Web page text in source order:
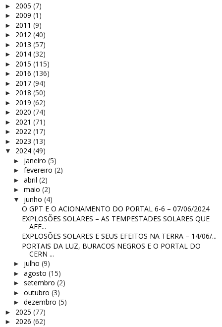
► 2005 (7)
► 2009 (1)
► 2011 (9)
► 2012 (40)
► 2013 (57)
► 2014 (32)
► 2015 (115)
► 2016 (136)
► 2017 (94)
► 2018 (50)
► 2019 (62)
► 2020 (74)
► 2021 (71)
► 2022 (17)
► 2023 (13)
▼ 2024 (49)
► janeiro (5)
► fevereiro (2)
► abril (2)
► maio (2)
▼ junho (4)
O GPT E O ACIONAMENTO DO PORTAL 6-6 – 07/06/2024
EXPLOSÕES SOLARES – AS TEMPESTADES SOLARES QUE
AFE...
EXPLOSÕES SOLARES E SEUS EFEITOS NA TERRA – 14/06/...
PORTAIS DA LUZ, BURACOS NEGROS E O PORTAL DO
CERN ...
► julho (9)
► agosto (15)
► setembro (2)
► outubro (3)
► dezembro (5)
► 2025 (77)
► 2026 (62)